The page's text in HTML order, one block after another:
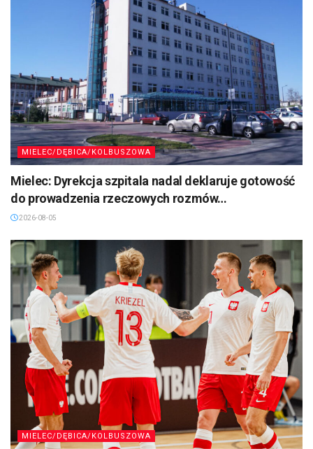
MIELEC/DĘBICA/KOLBUSZOWA
Mielec: Dyrekcja szpitala nadal deklaruje gotowość
do prowadzenia rzeczowych rozmów…
2026-08-05
MIELEC/DĘBICA/KOLBUSZOWA